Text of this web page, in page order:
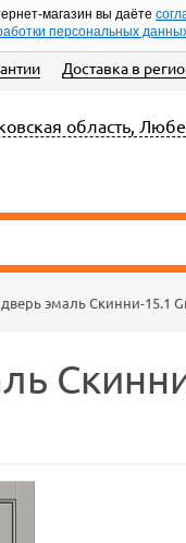
магазин вы даёте
персональных
Доставка в
область,
эмаль Скинни-15.1